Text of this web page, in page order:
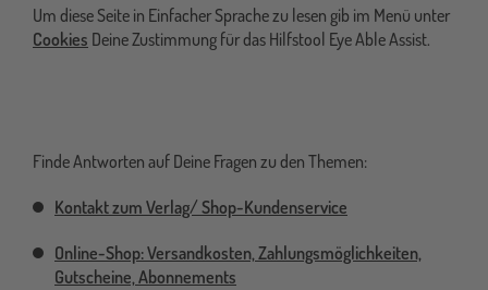
Um diese Seite in Einfacher Sprache zu lesen gib im Menü unter
Cookies Deine Zustimmung für das Hilfstool Eye Able Assist.
Finde Antworten auf Deine Fragen zu den Themen:
Kontakt zum Verlag/ Shop-Kundenservice
Online-Shop: Versandkosten, Zahlungsmöglichkeiten,
Gutscheine, Abonnements